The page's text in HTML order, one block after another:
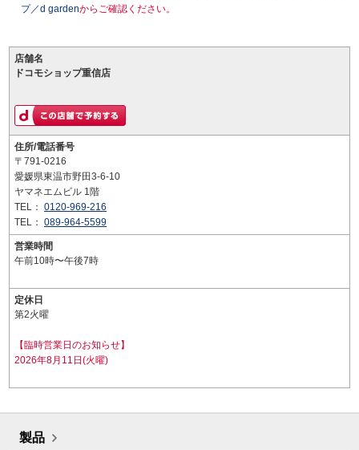
プ／d gardenからご確認ください。
店舗名
ドコモショップ重信店
住所/電話番号
〒791-0216
愛媛県東温市野田3-6-10
ヤマネエムビル 1階
TEL： 0120-969-216
TEL： 089-964-5599
営業時間
午前10時〜午後7時
定休日
第2火曜
【臨時営業日のお知らせ】
2026年8月11日(火曜)
製品